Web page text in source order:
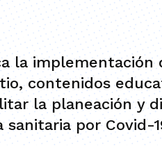
la
contenidos
la planeación y
por Covid-